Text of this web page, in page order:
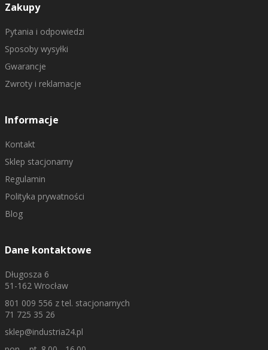
Zakupy
Pytania i odpowiedzi
Sposoby wysyłki
Gwarancje
Zwroty i reklamacje
Informacje
Kontakt
Sklep stacjonarny
Regulamin
Polityka prywatności
Blog
Dane kontaktowe
Długosza 6
51-162 Wrocław
801 009 556 z tel. stacjonarnych
71 725 35 26
sklep@industria24.pl